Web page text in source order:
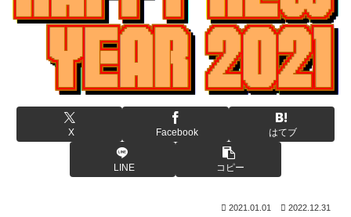
X Facebook はてブ
LINE コピー
2021.01.01 2022.12.31